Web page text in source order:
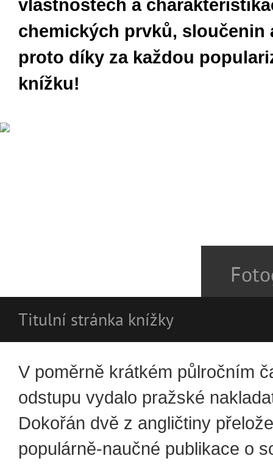
vlastnostech a
chemických prvků, sloučenin
proto díky za každou
knížku!
Titulní stránka knížky
V poměrně krátkém půlročním
odstupu vydalo pražské
Dokořán dvě z angličtiny
populárně-naučné publikace o